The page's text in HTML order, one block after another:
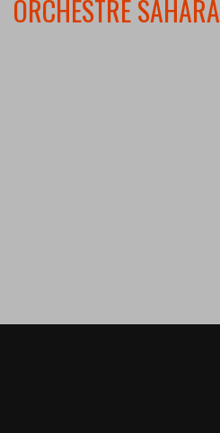
ORCHESTRE SAHARA